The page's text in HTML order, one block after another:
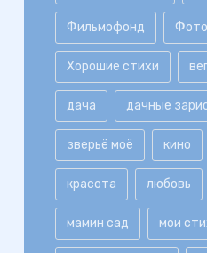
Фильмофонд
Хорошие стихи
дача дачные
зверьё моё кино
красота любовь
мамин сад мои